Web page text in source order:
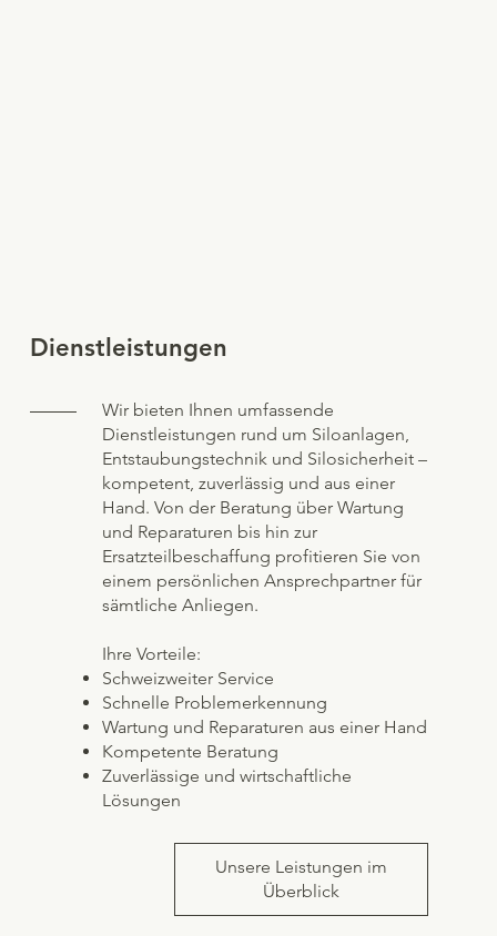
Dienstleistungen
Wir bieten Ihnen umfassende
Dienstleistungen rund um Siloanlagen,
Entstaubungstechnik und Silosicherheit –
kompetent, zuverlässig und aus einer
Hand. Von der Beratung über Wartung
und Reparaturen bis hin zur
Ersatzteilbeschaffung profitieren Sie von
einem persönlichen Ansprechpartner für
sämtliche Anliegen.
Ihre Vorteile:
Schweizweiter Service
Schnelle Problemerkennung
Wartung und Reparaturen aus einer Hand
Kompetente Beratung
Zuverlässige und wirtschaftliche
Lösungen
Unsere Leistungen im
Überblick